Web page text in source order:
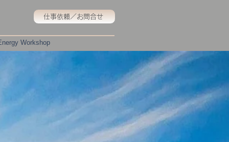
仕事依頼／お問合せ
Workshop